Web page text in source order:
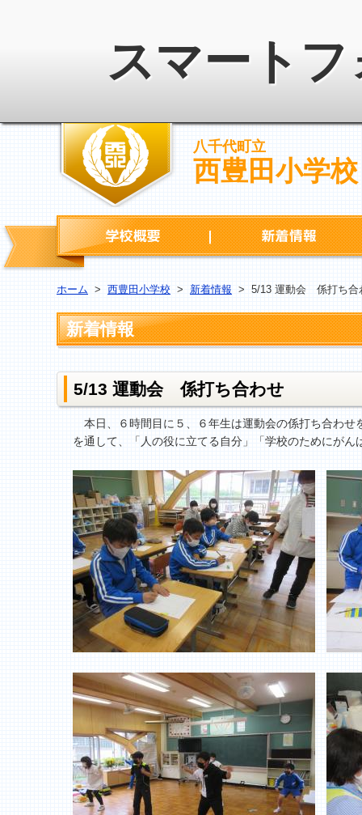
スマート
八千代町立
西豊田小学校
学校概要
ホーム > 西豊田小学校 > 新着情報 > 5/13 運動会 係打ち合
新着情報
5/13 運動会 係打ち合わせ
本日、６時間目に５、６年生は運動会の係打ち合わせ
を通して、「人の役に立てる自分」「学校のためにが